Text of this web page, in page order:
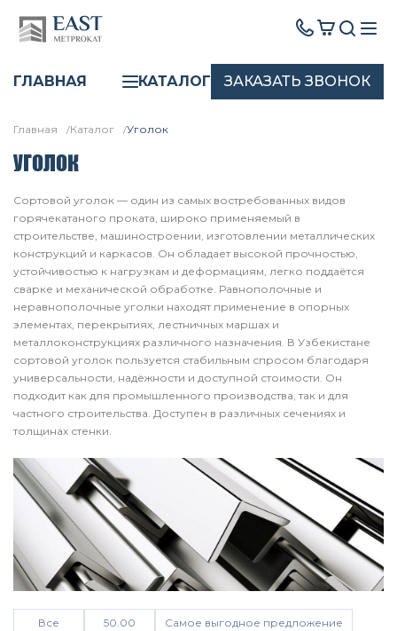
ГЛАВНАЯ КАТАЛОГ ЗАКАЗАТЬ ЗВОНОК
Главная Каталог Уголок
УГОЛОК
Сортовой уголок — один из самых востребованных видов
горячекатаного проката, широко применяемый в
строительстве, машиностроении, изготовлении металлических
конструкций и каркасов. Он обладает высокой прочностью,
устойчивостью к нагрузкам и деформациям, легко поддаётся
сварке и механической обработке. Равнополочные и
неравнополочные уголки находят применение в опорных
элементах, перекрытиях, лестничных маршах и
металлоконструкциях различного назначения. В Узбекистане
сортовой уголок пользуется стабильным спросом благодаря
универсальности, надёжности и доступной стоимости. Он
подходит как для промышленного производства, так и для
частного строительства. Доступен в различных сечениях и
толщинах стенки.
Все 50.00 Самое выгодное предложение